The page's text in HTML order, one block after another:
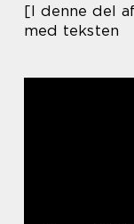
[I denne del
med teksten